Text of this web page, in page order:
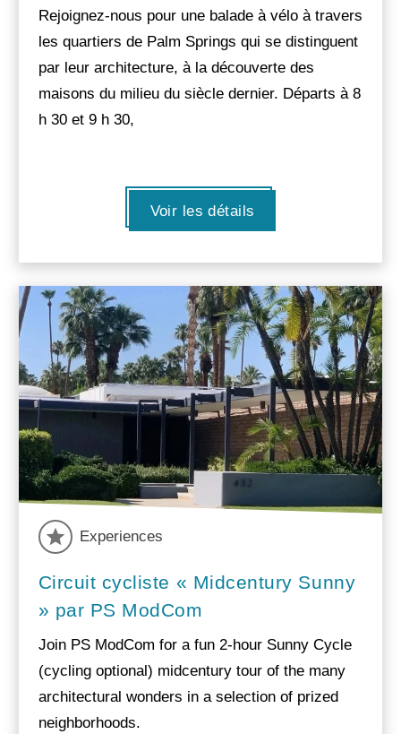
Rejoignez-nous pour une balade à vélo à travers
les quartiers de Palm Springs qui se distinguent
par leur architecture, à la découverte des
maisons du milieu du siècle dernier. Départs à 8
h 30 et 9 h 30,
Voir les détails
Experiences
Circuit cycliste « Midcentury Sunny
» par PS ModCom
Join PS ModCom for a fun 2-hour Sunny Cycle
(cycling optional) midcentury tour of the many
architectural wonders in a selection of prized
neighborhoods.